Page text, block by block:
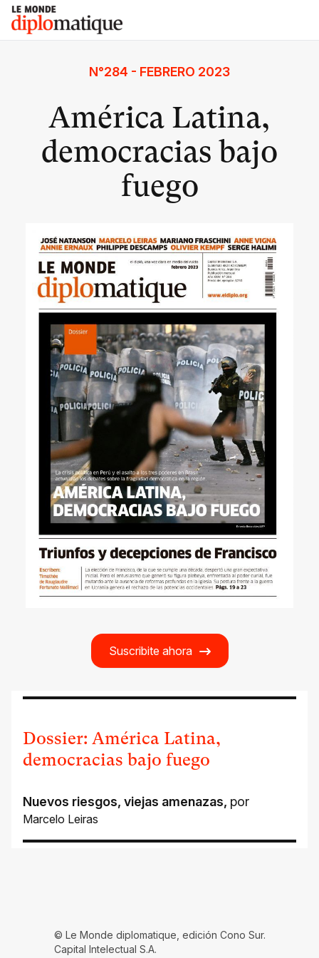
Skip
content
Le monde diplomatique
N°284 - FEBRERO 2023
América Latina,
democracias bajo
fuego
Suscribite ahora
Dossier: América Latina,
democracias bajo fuego
Nuevos riesgos, viejas amenazas, por
Marcelo Leiras
© Le Monde diplomatique, edición Cono Sur.
Capital Intelectual S.A.